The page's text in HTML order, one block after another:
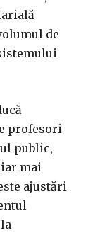
de
profesori
public,
mai
ajustări